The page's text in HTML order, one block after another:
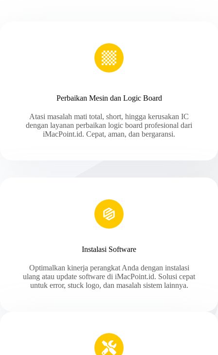
Perbaikan Mesin dan Logic Board
Atasi masalah mati total, short, hingga kerusakan IC
dengan layanan perbaikan logic board profesional dari
iMacPoint.id. Cepat, aman, dan bergaransi.
Instalasi Software
Optimalkan kinerja perangkat Anda dengan instalasi
ulang atau update software di iMacPoint.id. Solusi cepat
untuk error, stuck logo, dan masalah sistem lainnya.